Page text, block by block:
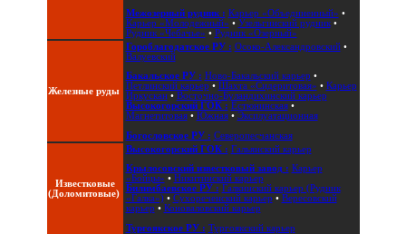
Межозерный рудник : Карьер «Объединенный» •
Карьер «Молодежный» • Узельгинский рудник•
Рудник «Чебачье» • Рудник «Озерный»
Железные руды
Гороблагодатское РУ : Осоко-Александровский•
Валуевский
Бакальское РУ : Ново-Бакальский карьер •
Петлинский карьер • Шахта «Сидеритовая» • Карьер
Иркускан• Восточно-Буландихинский карьер
Высокогорский ГОК : Естюнинская•
Магнетитовая• Южная• Эксплуатационная
Богословское РУ : Северопесчанская
Известковые
(Доломитовые)
Высокогорский ГОК : Гальянский карьер
Крылосовский известковый завод : Карьер
«Бойцы» • Никитинский карьер
Билимбаевское РУ : Галкинский карьер (Рудник
«Галка»)• Сухореченский карьер • Вересовский
карьер • Коноваловский карьер
Тургоякское РУ : Тургоякский карьер